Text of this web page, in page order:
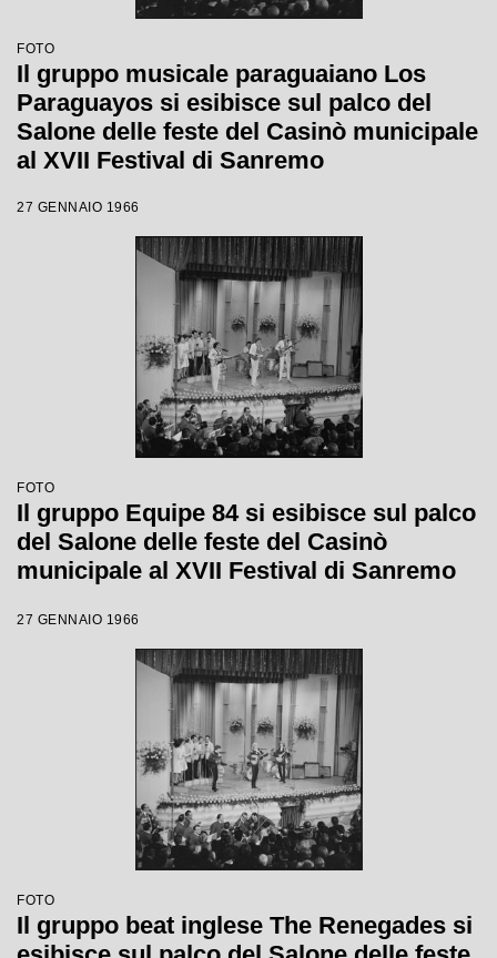
FOTO
Il gruppo musicale paraguaiano Los
Paraguayos si esibisce sul palco del
Salone delle feste del Casinò municipale
al XVII Festival di Sanremo
27 GENNAIO 1966
FOTO
Il gruppo Equipe 84 si esibisce sul palco
del Salone delle feste del Casinò
municipale al XVII Festival di Sanremo
27 GENNAIO 1966
FOTO
Il gruppo beat inglese The Renegades si